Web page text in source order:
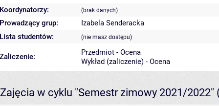
Koordynatorzy:
(brak danych)
Prowadzący grup:
Izabela Senderacka
Lista studentów:
(nie masz dostępu)
Zaliczenie:
Przedmiot - Ocena
Wykład (zaliczenie) - Ocena
Zajęcia w cyklu "Semestr zimowy 2021/2022"